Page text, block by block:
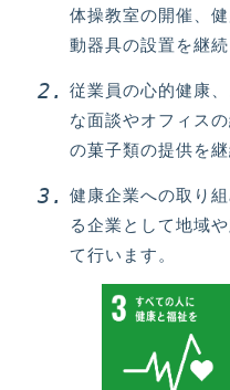
体操教室の開催、
動器具の設置を継続
従業員の心的健康
な面談やオフィス
の菓子類の提供を
健康企業への取り
る企業として地域
て行います。